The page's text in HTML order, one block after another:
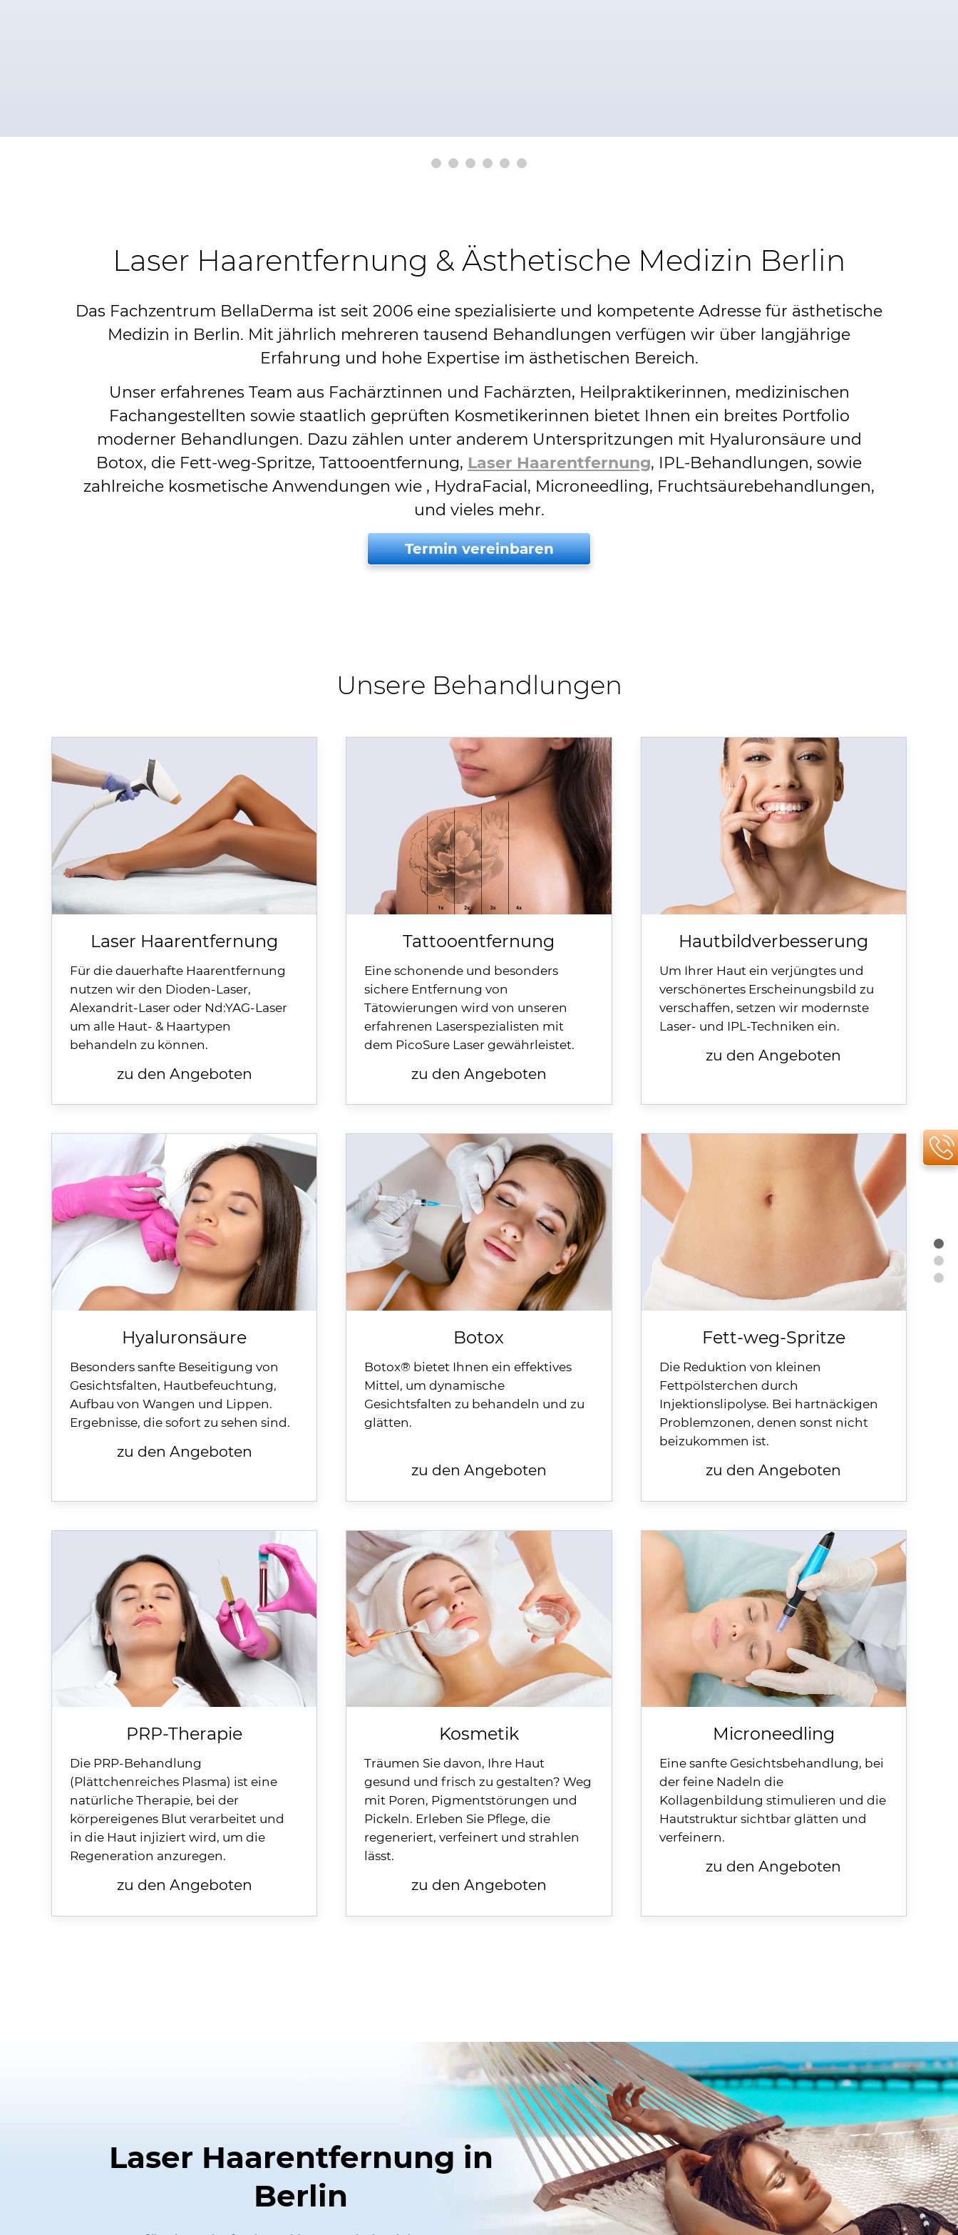
Laser Haarentfernung & Ästhetische Medizin Berlin
Das Fachzentrum BellaDerma ist seit 2006 eine spezialisierte und kompetente Adresse für ästhetische
Medizin in Berlin. Mit jährlich mehreren tausend Behandlungen verfügen wir über langjährige
Erfahrung und hohe Expertise im ästhetischen Bereich.
Unser erfahrenes Team aus Fachärztinnen und Fachärzten, Heilpraktikerinnen, medizinischen
Fachangestellten sowie staatlich geprüften Kosmetikerinnen bietet Ihnen ein breites Portfolio
moderner Behandlungen. Dazu zählen unter anderem Unterspritzungen mit Hyaluronsäure und
Botox, die Fett-weg-Spritze, Tattooentfernung, Laser Haarentfernung, IPL-Behandlungen, sowie
zahlreiche kosmetische Anwendungen wie , HydraFacial, Microneedling, Fruchtsäurebehandlungen,
und vieles mehr.
Termin vereinbaren
Unsere Behandlungen
Laser Haarentfernung
Für die dauerhafte Haarentfernung
nutzen wir den Dioden-Laser,
Alexandrit-Laser oder Nd:YAG-Laser
um alle Haut- & Haartypen
behandeln zu können.
zu den Angeboten
Tattooentfernung
Eine schonende und besonders
sichere Entfernung von
Tätowierungen wird von unseren
erfahrenen Laserspezialisten mit
dem PicoSure Laser gewährleistet.
zu den Angeboten
Hautbildverbesserung
Um Ihrer Haut ein verjüngtes und
verschönertes Erscheinungsbild zu
verschaffen, setzen wir modernste
Laser- und IPL -Techniken ein.
zu den Angeboten
Hyaluronsäure
Besonders sanfte Beseitigung von
Gesichtsfalten, Hautbefeuchtung,
Aufbau von Wangen und Lippen.
Ergebnisse, die sofort zu sehen sind.
zu den Angeboten
Botox
Botox® bietet Ihnen ein effektives
Mittel, um dynamische
Gesichtsfalten zu behandeln und zu
glätten.
zu den Angeboten
Fett-weg-Spritze
Die Reduktion von kleinen
Fettpölsterchen durch
Injektionslipolyse. Bei hartnäckigen
Problemzonen, denen sonst nicht
beizukommen ist.
zu den Angeboten
PRP-Therapie
Die PRP-Behandlung
(Plättchenreiches Plasma) ist eine
natürliche Therapie, bei der
körpereigenes Blut verarbeitet und
in die Haut injiziert wird, um die
Regeneration anzuregen.
zu den Angeboten
Kosmetik
Träumen Sie davon, Ihre Haut
gesund und frisch zu gestalten? Weg
mit Poren, Pigmentstörungen und
Pickeln. Erleben Sie Pflege, die
regeneriert, verfeinert und strahlen
lässt.
zu den Angeboten
Microneedling
Eine sanfte Gesichtsbehandlung, bei
der feine Nadeln die
Kollagenbildung stimulieren und die
Hautstruktur sichtbar glätten und
verfeinern.
zu den Angeboten
Laser Haarentfernung in
Berlin